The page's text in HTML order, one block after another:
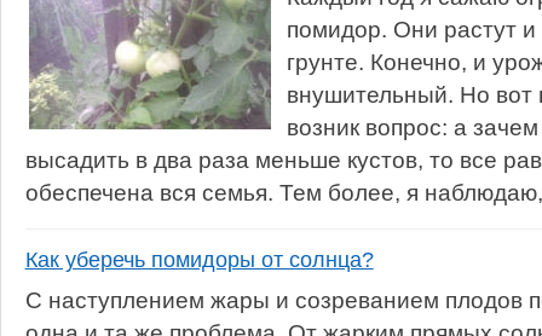
помидор. Они растут
грунте. Конечно, и
внушительный. Но вот
возник вопрос: а
высадить в два раза меньше кустов, то все
обеспечена вся семья. Тем более, я наблюдаю,
Как уберечь помидоры от солнца?
С наступлением жары и созреванием плодов